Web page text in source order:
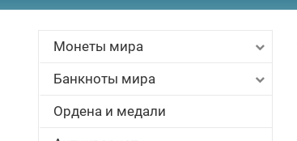
Монеты мира
Банкноты мира
Ордена и медали